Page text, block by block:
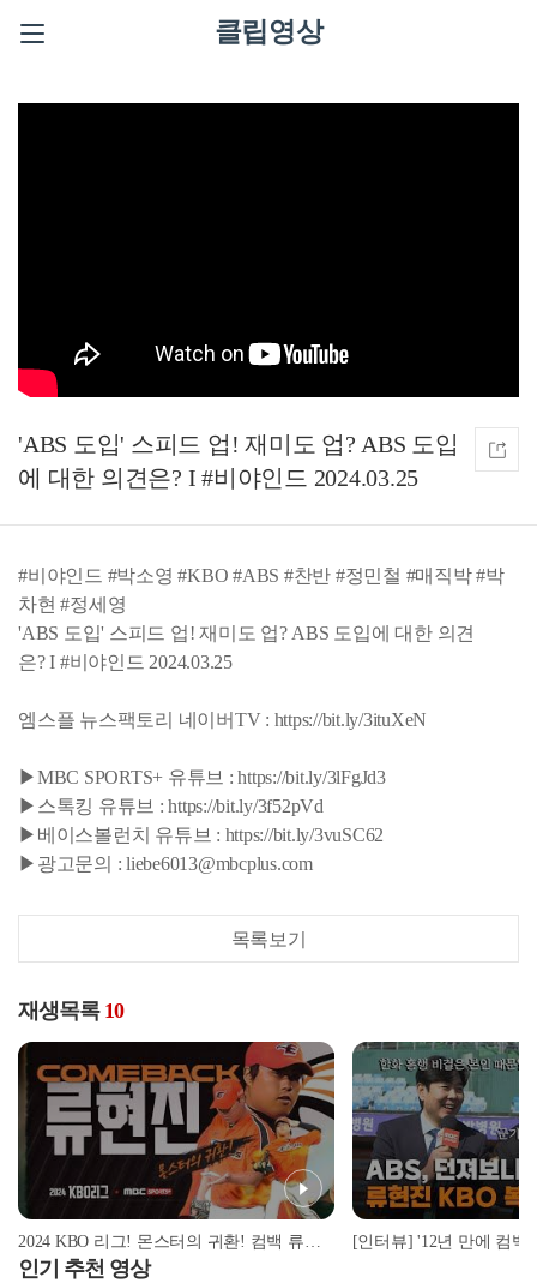
클립영상
'ABS 도입' 스피드 업! 재미도 업? ABS 도입
에 대한 의견은? I #비야인드 2024.03.25
#비야인드 #박소영 #KBO #ABS #찬반 #정민철 #매직박 #박
차현 #정세영
'ABS 도입' 스피드 업! 재미도 업? ABS 도입에 대한 의견
은? I #비야인드 2024.03.25
엠스플 뉴스팩토리 네이버TV : https://bit.ly/3ituXeN
▶MBC SPORTS+ 유튜브 : https://bit.ly/3lFgJd3
▶스톡킹 유튜브 : https://bit.ly/3f52pVd
▶베이스볼런치 유튜브 : https://bit.ly/3vuSC62
▶광고문의 : liebe6013@mbcplus.com
목록보기
재생목록 10
2024 KBO 리그! 몬스터의 귀환! 컴백 류현진! | 야구는 엠스플
인기 추천 영상